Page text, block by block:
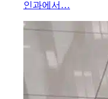
인과에서…